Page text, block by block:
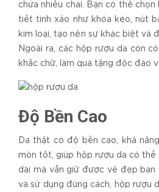
chứa nhiều chai. Bạn có thể
tiết tinh xảo như khóa kéo, nút
kim loại, tạo nên sự khác biệt và
Ngoài ra, các hộp rượu da còn
khắc chữ, làm quà tặng độc đáo
Độ Bền Cao
Da thật có độ bền cao, khả
mòn tốt, giúp hộp rượu da có thể
dài mà vẫn giữ được vẻ đẹp ban
và sử dụng đúng cách, hộp rượu